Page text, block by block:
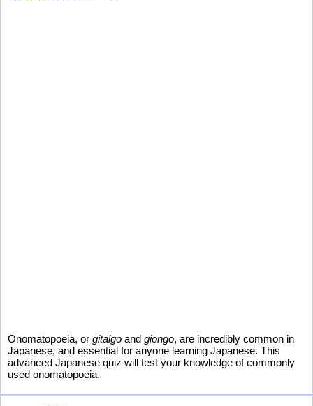
Onomatopoeia, or gitaigo and giongo, are incredibly common in
Japanese, and essential for anyone learning Japanese. This
advanced Japanese quiz will test your knowledge of commonly
used onomatopoeia.